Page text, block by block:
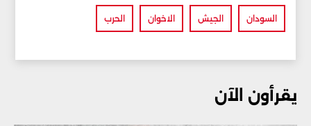
السودان الجيش الاخوان الحرب
يقرأون الآن